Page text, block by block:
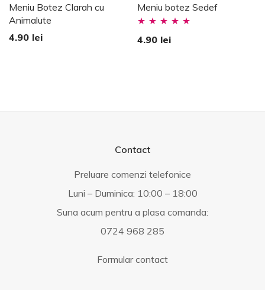
Meniu Botez Clarah cu
Animalute
4.90 lei
Meniu botez Sedef
Evaluat la
4.90 lei
Contact
Preluare comenzi telefonice
Luni – Duminica: 10:00 – 18:00
Suna acum pentru a plasa comanda:
0724 968 285
Formular contact